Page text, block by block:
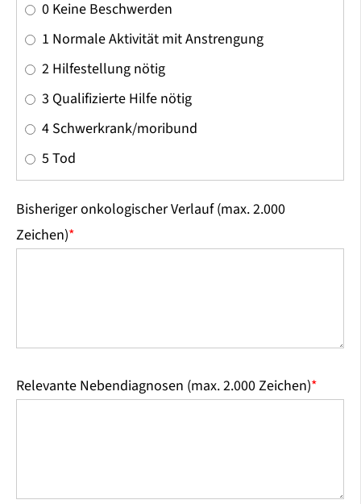
0 Keine Beschwerden
1 Normale Aktivität mit Anstrengung
2 Hilfestellung nötig
3 Qualifizierte Hilfe nötig
4 Schwerkrank/moribund
5 Tod
Bisheriger onkologischer Verlauf (max. 2.000
Zeichen)*
Relevante Nebendiagnosen (max. 2.000 Zeichen)*